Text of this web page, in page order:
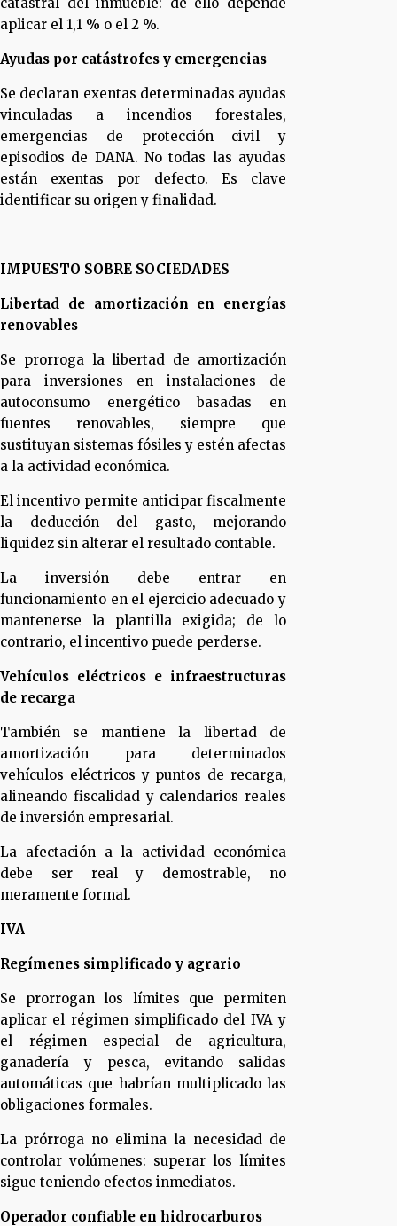
aplicar el 1,1 % o el 2 %.
Ayudas por catástrofes y emergencias
Se declaran exentas determinadas ayudas
vinculadas a incendios forestales,
emergencias de protección civil y
episodios de DANA. No todas las ayudas
están exentas por defecto. Es clave
identificar su origen y finalidad.
IMPUESTO SOBRE SOCIEDADES
Libertad de amortización en energías
renovables
Se prorroga la libertad de amortización
para inversiones en instalaciones de
autoconsumo energético basadas en
fuentes renovables, siempre que
sustituyan sistemas fósiles y estén afectas
a la actividad económica.
El incentivo permite anticipar fiscalmente
la deducción del gasto, mejorando
liquidez sin alterar el resultado contable.
La inversión debe entrar en
funcionamiento en el ejercicio adecuado y
mantenerse la plantilla exigida; de lo
contrario, el incentivo puede perderse.
Vehículos eléctricos e infraestructuras
de recarga
También se mantiene la libertad de
amortización para determinados
vehículos eléctricos y puntos de recarga,
alineando fiscalidad y calendarios reales
de inversión empresarial.
La afectación a la actividad económica
debe ser real y demostrable, no
meramente formal.
IVA
Regímenes simplificado y agrario
Se prorrogan los límites que permiten
aplicar el régimen simplificado del IVA y
el régimen especial de agricultura,
ganadería y pesca, evitando salidas
automáticas que habrían multiplicado las
obligaciones formales.
La prórroga no elimina la necesidad de
controlar volúmenes: superar los límites
sigue teniendo efectos inmediatos.
Operador confiable en hidrocarburos